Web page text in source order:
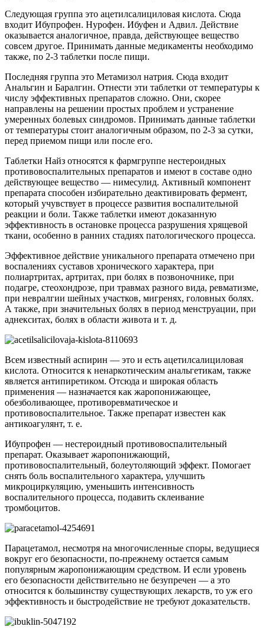
Следующая группа это ацетилсалициловая кислота. Сюда
входит Ибупрофен. Нурофен. Ибуфен и Адвил. Действие
оказывается аналогичное, правда, действующее вещество
совсем другое. Принимать данные медикаменты необходимо
также, по 2-3 таблетки после пищи.
Последняя группа это Метамизол натрия. Сюда входит
Анальгин и Баралгин. Отнести эти таблетки от температуры к
числу эффективных препаратов сложно. Они, скорее
направлены на решении простых проблем и устранение
умеренных болевых синдромов. Принимать данные таблетки
от температуры стоит аналогичным образом, по 2-3 за сутки,
перед приемом пищи или после его.
Таблетки Найз относятся к фармгруппе нестероидных
противовоспалительных препаратов и имеют в составе одно
действующее вещество — нимесулид. Активный компонент
препарата способен избирательно деактивировать фермент,
который учувствует в процессе развития воспалительной
реакции и боли. Также таблетки имеют доказанную
эффективность в остановке процесса разрушения хрящевой
ткани, особенно в ранних стадиях патологического процесса.
Эффективное действие уникального препарата отмечено при
воспалениях суставов хронического характера, при
полиартритах, артритах, при болях в позвоночнике, при
подагре, стеохондрозе, при травмах разного вида, ревматизме,
при невралгии шейных участков, мигренях, головных болях.
А также, при значительных болях в период менструации, при
аднекситах, болях в области живота и т. д.
Всем известный аспирин — это и есть ацетилсалициловая
кислота. Относится к ненаркотическим анальгетикам, также
является антипиретиком. Отсюда и широкая область
применения — назначается как жаропонижающее,
обезболивающее, противоревматическое и
противовоспалительное. Также препарат известен как
антикоагулянт, т. е.
Ибупрофен — нестероидный противовоспалительный
препарат. Оказывает жаропонижающий,
противовоспалительный, болеутоляющий эффект. Помогает
снять боль воспалительного характера, улучшить
микроциркуляцию, уменьшить интенсивность
воспалительного процесса, подавить склеивание
тромбоцитов.
Парацетамол, несмотря на многочисленные споры, ведущиеся
вокруг его безопасности, по-прежнему остается самым
популярным жаропонижающим средством. И если уровень
его безопасности действительно не безупречен — а это
относится к большинству существующих лекарств, то уж его
эффективность и быстродействие не требуют доказательств.